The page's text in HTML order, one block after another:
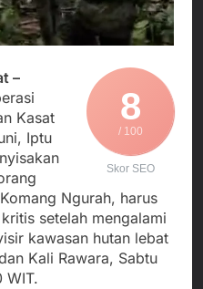
StuntingEmpat
Kebakaran KMP
Sentosa 2 ke
Pusat Tg. Perak
5, 2026
Negeri Nyalindung
Diduga
Komite Sekolah,
karena Dinilai
dengan
Disdik Jabar
Umum FSP
Indonesia
Isu Mogok
TKBM: “Belum
Keputusan Resmi”
3, 2026
Harmoni di
Sukaresmi: Kala
Padi, P2L, dan
Royong
Ekonomi
3, 2026
8
/ 100
Skor SEO
–
Kasat
Iptu
Ngurah, harus
setelah mengalami
kawasan hutan lebat
Kali Rawara, Sabtu
WIT.